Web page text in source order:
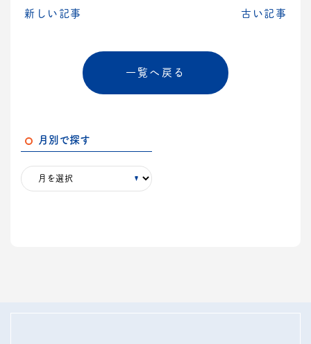
月別で探す
新しい記事
一覧へ戻る
古い記事